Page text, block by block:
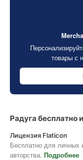
товары с
Радуга бесплатно
Лицензия Flaticon
Бесплатно для личных
авторства. Подробнее